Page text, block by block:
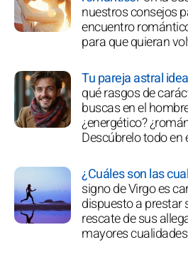
nuestros consejos
encuentro
para que quieran
Tu pareja astral
qué rasgos de
buscas en el
¿energético?
Descúbrelo todo en
¿Cuáles son las
signo de Virgo es
dispuesto a prestar
rescate de sus
mayores